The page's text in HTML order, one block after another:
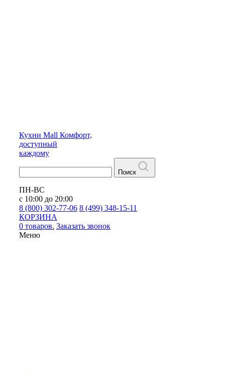
Кухни Mall Комфорт,
доступный
каждому
Поиск
ПН-ВС
с 10:00 до 20:00
8 (800) 302-77-06 8 (499) 348-15-11
КОРЗИНА
0 товаров. Заказать звонок
Меню